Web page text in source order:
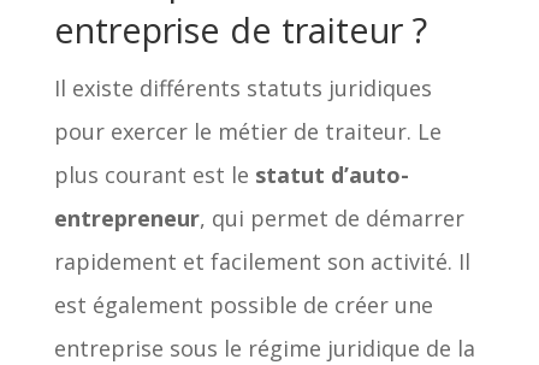
entreprise de traiteur ?
Il existe différents statuts juridiques
pour exercer le métier de traiteur. Le
plus courant est le statut d’auto-
entrepreneur, qui permet de démarrer
rapidement et facilement son activité. Il
est également possible de créer une
entreprise sous le régime juridique de la